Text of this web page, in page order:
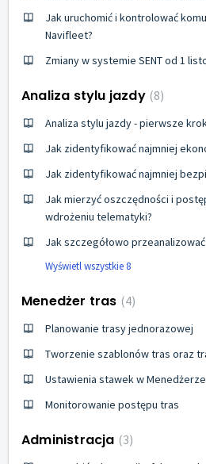
Jak uruchomić i kontrolować
Navifleet?
Zmiany w systemie SENT od 1
Analiza stylu jazdy 8
Analiza stylu jazdy - pierwsze
Jak zidentyfikować najmniej
Jak zidentyfikować najmniej
Jak mierzyć oszczędności i
wdrożeniu telematyki?
Jak szczegółowo
Wyświetl wszystkie 8
Menedżer tras 4
Planowanie trasy jednorazowej
Tworzenie szablonów tras oraz
Ustawienia stawek w
Monitorowanie postępu tras
Administracja 3